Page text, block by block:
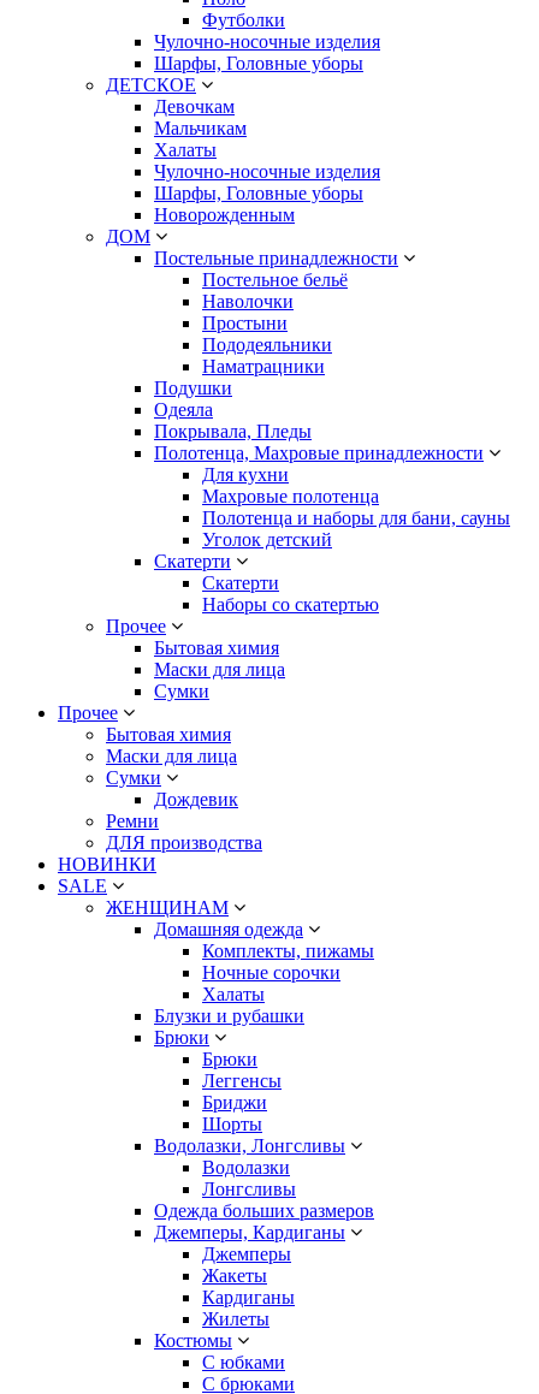
Футболки
Чулочно-носочные изделия
Шарфы, Головные уборы
ДЕТСКОЕ
Девочкам
Мальчикам
Халаты
Чулочно-носочные изделия
Шарфы, Головные уборы
Новорожденным
ДОМ
Постельные принадлежности
Постельное бельё
Наволочки
Простыни
Пододеяльники
Наматрацники
Подушки
Одеяла
Покрывала, Пледы
Полотенца, Махровые принадлежности
Для кухни
Махровые полотенца
Полотенца и наборы для бани, сауны
Уголок детский
Скатерти
Скатерти
Наборы со скатертью
Прочее
Бытовая химия
Маски для лица
Сумки
Прочее
Бытовая химия
Маски для лица
Сумки
Дождевик
Ремни
ДЛЯ производства
НОВИНКИ
SALE
ЖЕНЩИНАМ
Домашняя одежда
Комплекты, пижамы
Ночные сорочки
Халаты
Блузки и рубашки
Брюки
Брюки
Леггенсы
Бриджи
Шорты
Водолазки, Лонгсливы
Водолазки
Лонгсливы
Одежда больших размеров
Джемперы, Кардиганы
Джемперы
Жакеты
Кардиганы
Жилеты
Костюмы
С юбками
С брюками